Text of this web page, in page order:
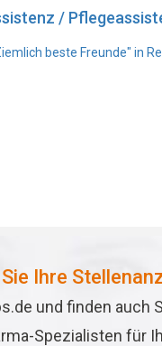
/
beste Freunde" in
Ihre
und finden auch
Spezialisten für